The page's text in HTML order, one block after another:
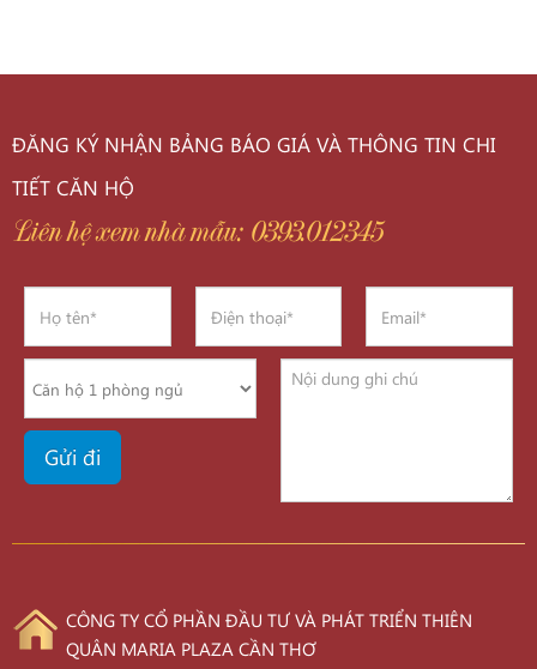
ĐĂNG KÝ NHẬN BẢNG BÁO GIÁ VÀ THÔNG TIN CHI
TIẾT CĂN HỘ
Liên hệ xem nhà mẫu: 0393.012345
CÔNG TY CỔ PHẦN ĐẦU TƯ VÀ PHÁT TRIỂN THIÊN
QUÂN MARIA PLAZA CẦN THƠ